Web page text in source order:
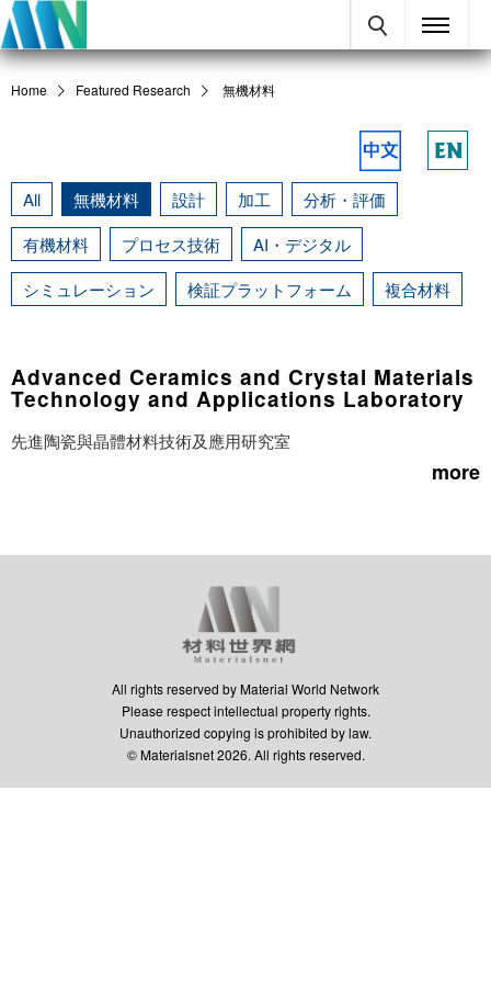
Home Featured Research 無機材料
All 無機材料 設計 加工
分析・評価
有機材料
プロセス技術
AI・デジタル
シミュレーション
検証プラットフォーム 複合材料
Advanced Ceramics and Crystal Materials
Technology and Applications Laboratory
先進陶瓷與晶體材料技術及應用研究室
more
All rights reserved by Material World Network
Please respect intellectual property rights.
Unauthorized copying is prohibited by law.
© Materialsnet 2026. All rights reserved.